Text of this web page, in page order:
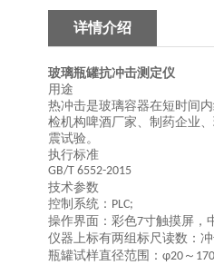
详情介绍
玻璃瓶罐抗冲击测定仪
用途
热冲击是玻璃容器在短时间
检机构啤酒厂家、制药企业
震试验。
执行标准
GB/T 6552-2015
技术参数
控制系统： PLC;
操作界面：彩色7寸触摸屏，
仪器上标有两组标尺读数：
瓶罐试样直径范围： φ20 ～ 170